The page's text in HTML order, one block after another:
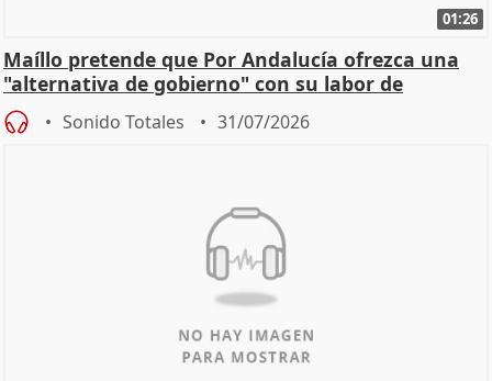
01:26
Maíllo pretende que Por Andalucía ofrezca una
"alternativa de gobierno" con su labor de
oposición
Sonido Totales 31/07/2026